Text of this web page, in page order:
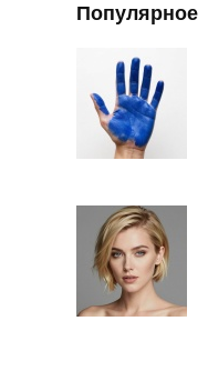
Популярное